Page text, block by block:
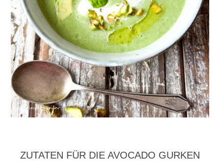
ZUTATEN FÜR DIE AVOCADO GURKEN